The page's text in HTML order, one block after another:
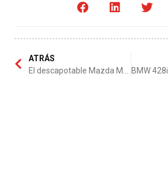
ATRÁS
El descapotable Mazda MX-5 2015